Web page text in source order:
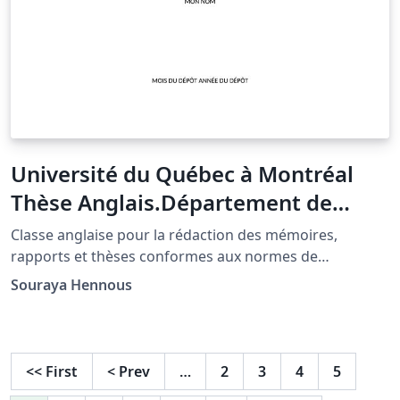
Université du Québec à Montréal
Thèse Anglais.Département de
mathématiques
Classe anglaise pour la rédaction des mémoires,
rapports et thèses conformes aux normes de
présentation de l'UQAM-Département de
mathématiques.
Souraya Hennous
<< First < Prev … 2 3 4 5